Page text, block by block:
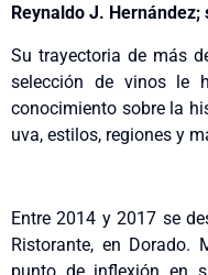
Reynaldo J.
Su trayectoria de más
selección de vinos le
conocimiento sobre la
uva, estilos, regiones y
Entre 2014 y 2017 se
Ristorante, en Dorado.